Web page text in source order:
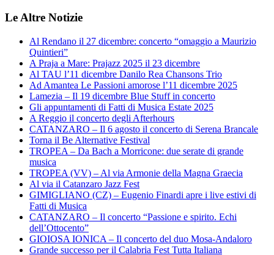
Le Altre Notizie
Al Rendano il 27 dicembre: concerto “omaggio a Maurizio
Quintieri”
A Praja a Mare: Prajazz 2025 il 23 dicembre
Al TAU l’11 dicembre Danilo Rea Chansons Trio
Ad Amantea Le Passioni amorose l’11 dicembre 2025
Lamezia – Il 19 dicembre Blue Stuff in concerto
Gli appuntamenti di Fatti di Musica Estate 2025
A Reggio il concerto degli Afterhours
CATANZARO – Il 6 agosto il concerto di Serena Brancale
Torna il Be Alternative Festival
TROPEA – Da Bach a Morricone: due serate di grande
musica
TROPEA (VV) – Al via Armonie della Magna Graecia
Al via il Catanzaro Jazz Fest
GIMIGLIANO (CZ) – Eugenio Finardi apre i live estivi di
Fatti di Musica
CATANZARO – Il concerto “Passione e spirito. Echi
dell’Ottocento”
GIOIOSA IONICA – Il concerto del duo Mosa-Andaloro
Grande successo per il Calabria Fest Tutta Italiana